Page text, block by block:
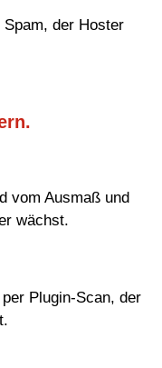
der Hoster
vom Ausmaß und
wächst.
Plugin-Scan, der